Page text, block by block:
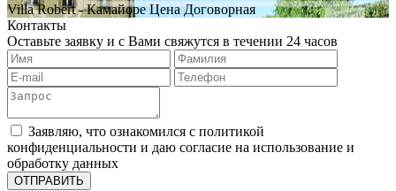
Villa Robert- Камайоре Цена Договорная
Контакты
Оставьте заявку и с Вами свяжутся в течении 24 часов
Заявляю, что ознакомился с политикой
конфиденциальности и даю согласие на использование и
обработку данных